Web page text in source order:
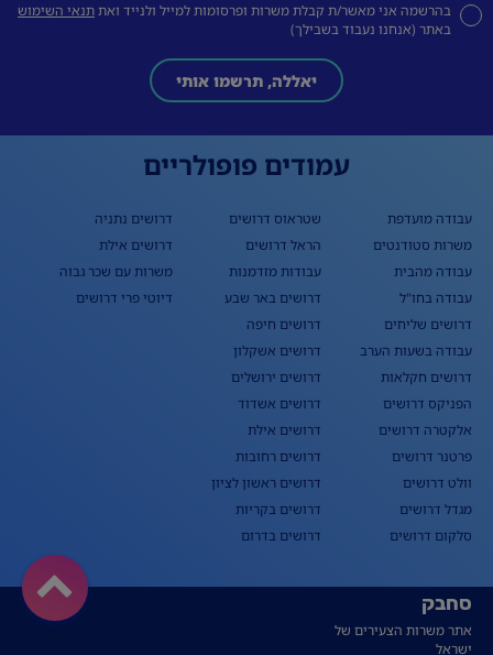
בהרשמה אני מאשר/ת קבלת משרות ופרסומות למייל ולנייד ואתתנאי השימוש
באתר (אנחנו נעבוד בשבילך)
יאללה, תרשמו אותי
עמודים פופולריים
עבודה מועדפת
משרות סטודנטים
עבודה מהבית
עבודה בחו"ל
דרושים שליחים
עבודה בשעות הערב
דרושים חקלאות
הפניקס דרושים
אלקטרה דרושים
פרטנר דרושים
וולט דרושים
מגדל דרושים
סלקום דרושים
שטראוס דרושים
הראל דרושים
עבודות מזדמנות
דרושים באר שבע
דרושים חיפה
דרושים אשקלון
דרושים ירושלים
דרושים אשדוד
דרושים אילת
דרושים רחובות
דרושים ראשון לציון
דרושים בקריות
דרושים בדרום
דרושים נתניה
דרושים אילת
משרות עם שכר גבוה
דיוטי פרי דרושים
סחבק
אתר משרות הצעירים של
ישראל